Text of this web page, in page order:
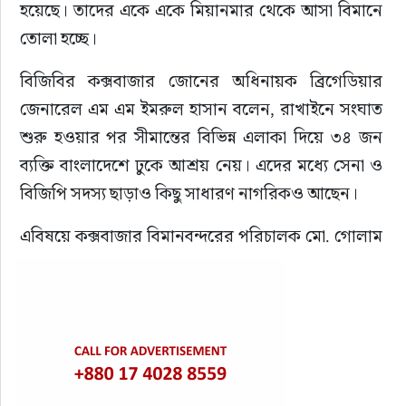
হয়েছে। তাদের একে একে মিয়ানমার থেকে আসা বিমানে
তোলা হচ্ছে।
বিজিবির কক্সবাজার জোনের অধিনায়ক ব্রিগেডিয়ার
জেনারেল এম এম ইমরুল হাসান বলেন, রাখাইনে সংঘাত
শুরু হওয়ার পর সীমান্তের বিভিন্ন এলাকা দিয়ে ৩৪ জন
ব্যক্তি বাংলাদেশে ঢুকে আশ্রয় নেয়। এদের মধ্যে সেনা ও
বিজিপি সদস্য ছাড়াও কিছু সাধারণ নাগরিকও আছেন।
এবিষয়ে কক্সবাজার বিমানবন্দরের পরিচালক মো. গোলাম
নিয়মিত ব্যবহার হয় না, তাই কর্তৃপক্ষ বিশেষ ব্যবস্থায়
ইমিগ্রেশনসহ সব প্রক্রিয়া সম্পন্ন করবে। বিমানটি ২টা ৪৫